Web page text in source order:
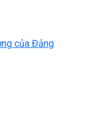
của Đảng